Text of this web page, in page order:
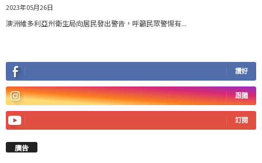
2023年05月26日
澳洲維多利亞州衛生局向居民發出警告，呼籲民眾警惕有...
讚好
跟隨
訂閱
廣告